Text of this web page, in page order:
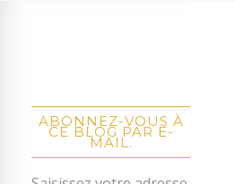
ABONNEZ-VOUS À
CE BLOG PAR E-
MAIL.